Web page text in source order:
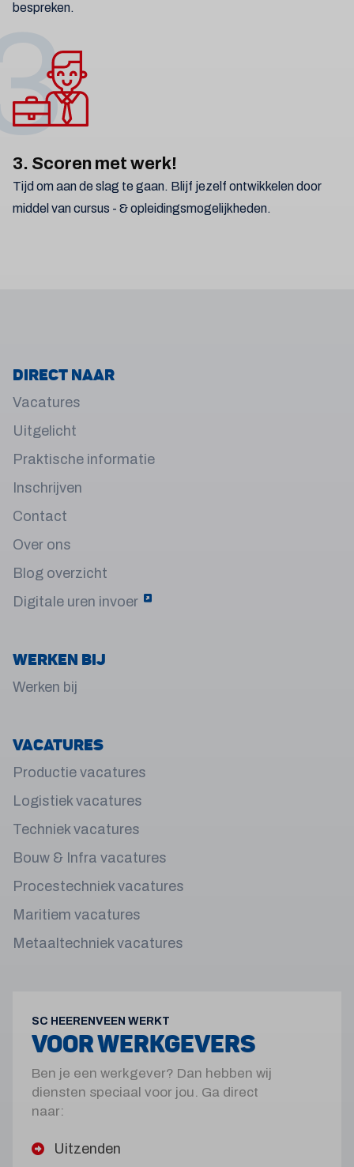
bespreken.
3. Scoren met werk!
Tijd om aan de slag te gaan. Blijf jezelf ontwikkelen door
middel van cursus - & opleidingsmogelijkheden.
Direct naar
Vacatures
Uitgelicht
Praktische informatie
Inschrijven
Contact
Over ons
Blog overzicht
Digitale uren invoer
Werken bij
Werken bij
Vacatures
Productie vacatures
Logistiek vacatures
Techniek vacatures
Bouw & Infra vacatures
Procestechniek vacatures
Maritiem vacatures
Metaaltechniek vacatures
SC HEERENVEEN WERKT
VOOR WERKGEVERS
Ben je een werkgever? Dan hebben wij
diensten speciaal voor jou. Ga direct
naar:
Uitzenden